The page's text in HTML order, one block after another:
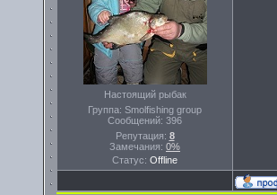
Настоящий рыбак
Группа: Smolfishing group
Сообщений: 396
Репутация: 8
Замечания: 0%
Статус: Offline